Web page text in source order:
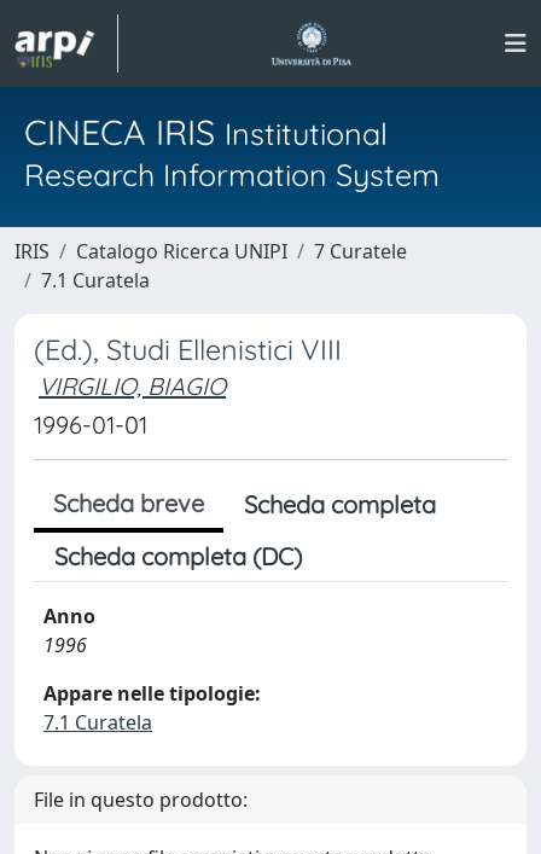
CINECA IRIS Institutional
Research Information System
IRIS Catalogo Ricerca UNIPI
7 Curatele
7.1 Curatela
(Ed.), Studi Ellenistici VIII
VIRGILIO, BIAGIO
1996-01-01
Scheda breve
Scheda completa
Scheda completa (DC)
Anno
1996
Appare nelle tipologie:
7.1 Curatela
File in questo prodotto: